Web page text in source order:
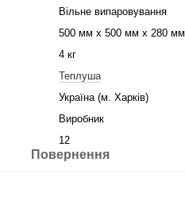
Вільне випаровування
500 мм х 500 мм х 280 мм
4 кг
Теплуша
Україна (м. Харків)
Виробник
12
Повернення